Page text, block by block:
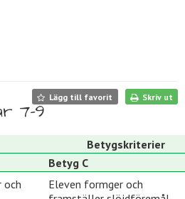
Lägg till favorit Skriv ut
7-9
Betygskriterier
Betyg C
och
Eleven formger och